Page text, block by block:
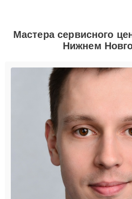
Мастера сервисного
Нижнем